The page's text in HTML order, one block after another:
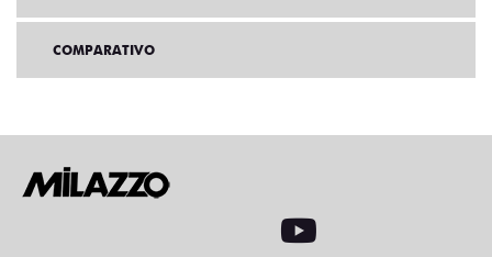
COMPARATIVO